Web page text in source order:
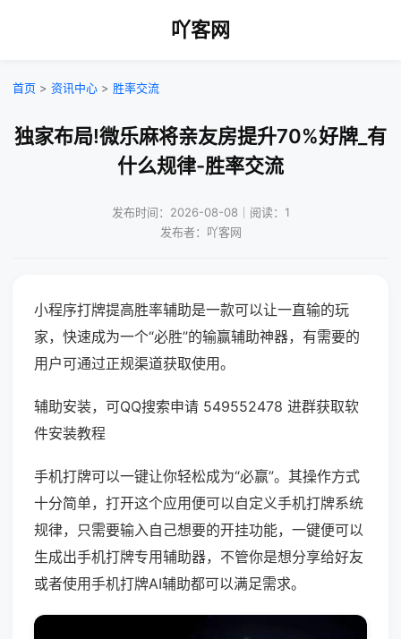
吖客网
首页 > 资讯中心 > 胜率交流
独家布局!微乐麻将亲友房提升70%好牌_有
什么规律-胜率交流
发布时间：2026-08-08｜阅读：1
发布者：吖客网
小程序打牌提高胜率辅助是一款可以让一直输的玩
家，快速成为一个“必胜”的输赢辅助神器，有需要的
用户可通过正规渠道获取使用。
辅助安装，可QQ搜索申请 549552478 进群获取软
件安装教程
手机打牌可以一键让你轻松成为“必赢”。其操作方式
十分简单，打开这个应用便可以自定义手机打牌系统
规律，只需要输入自己想要的开挂功能，一键便可以
生成出手机打牌专用辅助器，不管你是想分享给好友
或者使用手机打牌AI辅助都可以满足需求。